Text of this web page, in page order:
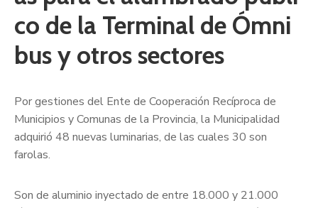
co de la Terminal de Ómni
bus y otros sectores
Por gestiones del Ente de Cooperación Recíproca de
Municipios y Comunas de la Provincia, la Municipalidad
adquirió 48 nuevas luminarias, de las cuales 30 son
farolas.
Son de aluminio inyectado de entre 18.000 y 21.000